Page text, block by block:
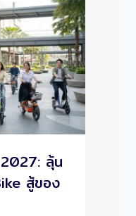
2027: ลุ้น
สู้ของ